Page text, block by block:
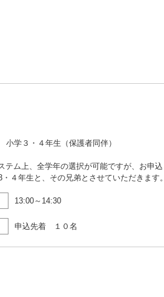
学３・４年生（保護者同伴）
テム上、全学年の選択が可能ですが、お申込
４年生と、その兄弟とさせていただきます。
13:00～14:30
申込先着 １０名